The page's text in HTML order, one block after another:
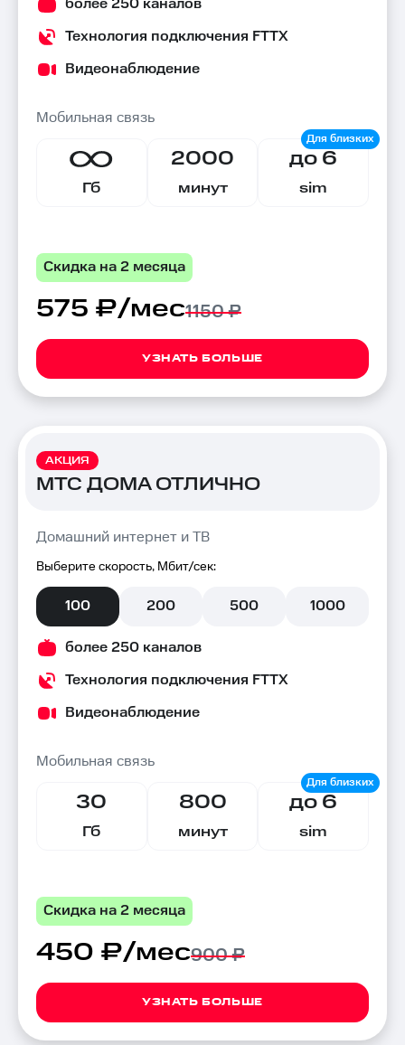
более 250 каналов
Технология подключения FTTX
Видеонаблюдение
Мобильная связь
Гб
2000
минут
до 6
sim
Скидка на 2 месяца
575 ₽/мес1150 ₽
УЗНАТЬ БОЛЬШЕ
АКЦИЯ
МТС ДОМА ОТЛИЧНО
Домашний интернет и ТВ
Выберите скорость, Мбит/сек:
100 200 500 1000
более 250 каналов
Технология подключения FTTX
Видеонаблюдение
Мобильная связь
30
Гб
800
минут
до 6
sim
Скидка на 2 месяца
450 ₽/мес900 ₽
УЗНАТЬ БОЛЬШЕ